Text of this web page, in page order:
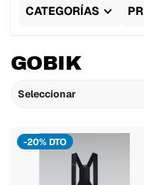
CATEGORÍAS
GOBIK
Seleccionar
-20% DTO